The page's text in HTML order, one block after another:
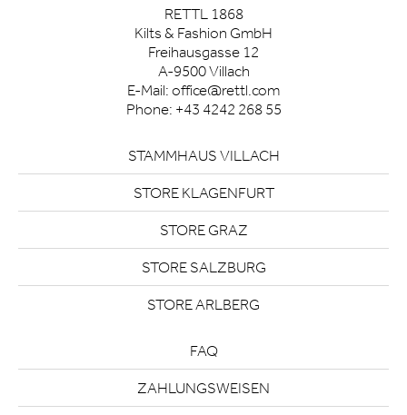
RETTL 1868
Kilts & Fashion GmbH
Freihausgasse 12
A-9500 Villach
E-Mail: office@rettl.com
Phone: +43 4242 268 55
STAMMHAUS VILLACH
STORE KLAGENFURT
STORE GRAZ
STORE SALZBURG
STORE ARLBERG
FAQ
ZAHLUNGSWEISEN